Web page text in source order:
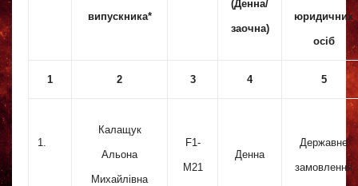
випускника*
(Денна/
заочна)
юридичних
осіб
1 2 3 4 5
1.
Калащук
Альона
Михайлівна
F1-
M21
Денна
Державне
замовлення